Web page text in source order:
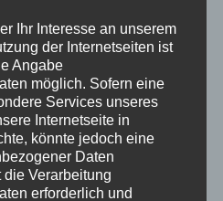
Schneiden von Kopfweiden.
nicht nur das
sondern schafft auch wertvolle
und Rindenspalten sind
Vögel und Fledermäuse.
ein neues Habitat
wie Totholz und Steinen
Ihr Interesse an unserem
der Internetseiten ist
Angabe
möglich. Sofern eine
Services unseres
Internetseite in
könnte jedoch eine
Daten
Verarbeitung
erforderlich und